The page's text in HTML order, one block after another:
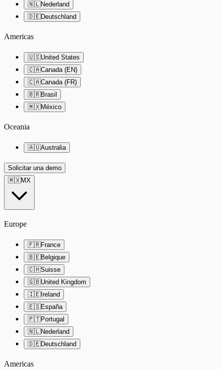
🇳🇱Nederland
🇩🇪Deutschland
Americas
🇺🇸United States
🇨🇦Canada (EN)
🇨🇦Canada (FR)
🇧🇷Brasil
🇲🇽México
Oceania
🇦🇺Australia
Solicitar una demo
🇲🇽MX
Europe
🇫🇷France
🇧🇪Belgique
🇨🇭Suisse
🇬🇧United Kingdom
🇮🇪Ireland
🇪🇸España
🇵🇹Portugal
🇳🇱Nederland
🇩🇪Deutschland
Americas